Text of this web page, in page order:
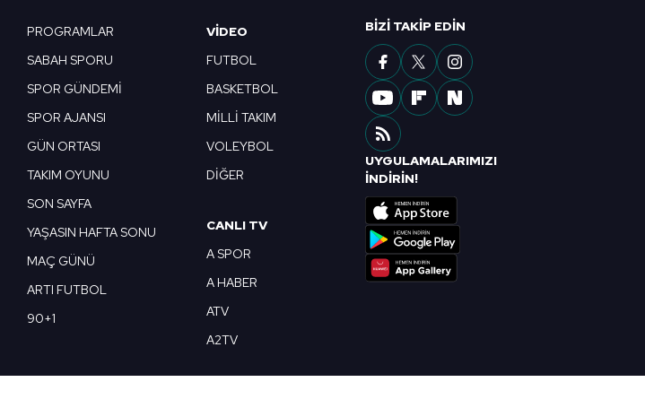
PROGRAMLAR
SABAH SPORU
SPOR GÜNDEMİ
SPOR AJANSI
GÜN ORTASI
TAKIM OYUNU
SON SAYFA
YAŞASIN HAFTA SONU
MAÇ GÜNÜ
ARTI FUTBOL
90+1
VIDEO
FUTBOL
BASKETBOL
MİLLİ TAKIM
VOLEYBOL
DİĞER
CANLI TV
A SPOR
A HABER
ATV
A2TV
BIZI TAKIP EDIN
UYGULAMALARIMIZI
İNDİRİN!